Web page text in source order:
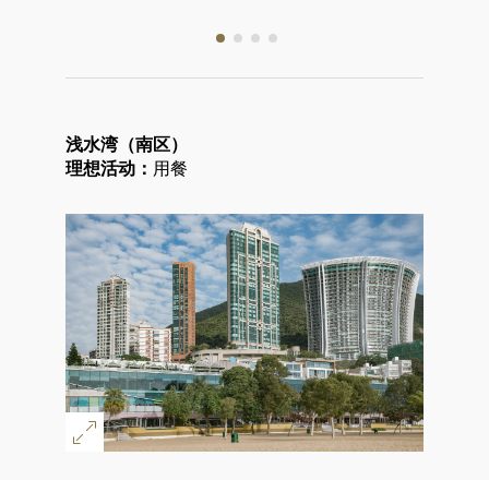
浅水湾（南区）
理想活动： 用餐